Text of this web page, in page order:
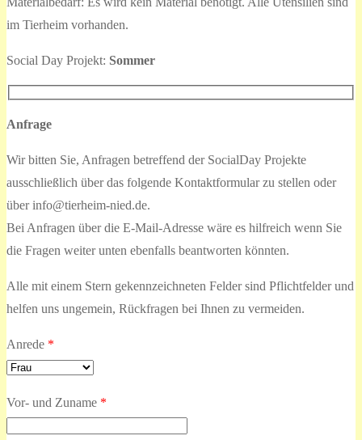
im Tierheim vorhanden.
Social Day Projekt: Sommer
Anfrage
Wir bitten Sie, Anfragen betreffend der SocialDay Projekte
ausschließlich über das folgende Kontaktformular zu stellen oder
über info@tierheim-nied.de.
Bei Anfragen über die E-Mail-Adresse wäre es hilfreich wenn Sie
die Fragen weiter unten ebenfalls beantworten könnten.
Alle mit einem Stern gekennzeichneten Felder sind Pflichtfelder und
helfen uns ungemein, Rückfragen bei Ihnen zu vermeiden.
Anrede *
Vor- und Zuname *